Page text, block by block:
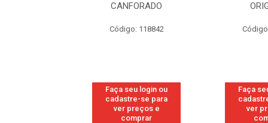
ORIGINAL
Código: 118877
Faça seu login ou
cadastre-se para
ver preços e
comprar
Faça
ver